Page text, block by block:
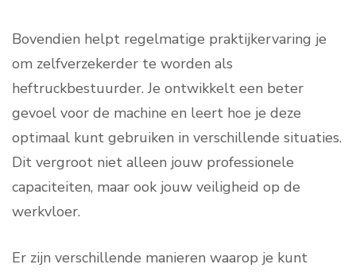
Bovendien helpt regelmatige praktijkervaring je
om zelfverzekerder te worden als
heftruckbestuurder. Je ontwikkelt een beter
gevoel voor de machine en leert hoe je deze
optimaal kunt gebruiken in verschillende situaties.
Dit vergroot niet alleen jouw professionele
capaciteiten, maar ook jouw veiligheid op de
werkvloer.
Er zijn verschillende manieren waarop je kunt